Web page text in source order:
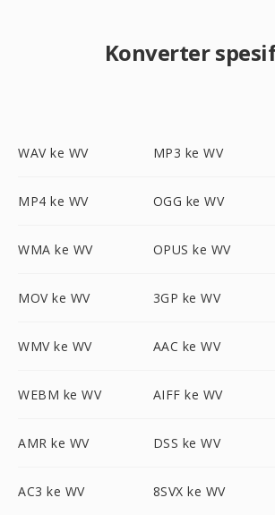
Konverter
WAV ke WV MP3 ke WV
MP4 ke WV OGG ke WV
WMA ke WV OPUS ke WV
MOV ke WV 3GP ke WV
WMV ke WV AAC ke WV
WEBM ke WV AIFF ke WV
AMR ke WV DSS ke WV
AC3 ke WV 8SVX ke WV